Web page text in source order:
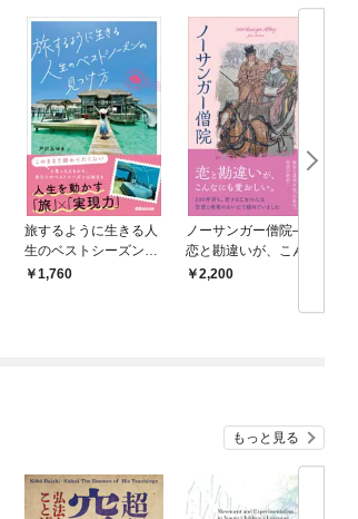
旅するように生きる人
生のベストシーズンの
見つけ方――人生を動
1,760
ノーサンガー僧院――
恋と勘違いが、こんな
にも愛おしい
2,200
もっと見る